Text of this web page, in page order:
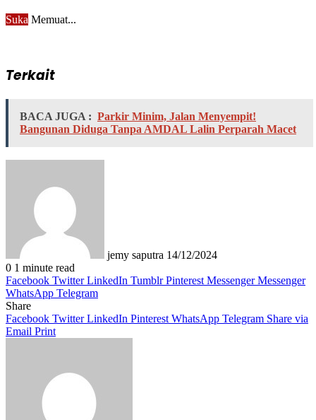
Suka Memuat...
Terkait
BACA JUGA : Parkir Minim, Jalan Menyempit!
Bangunan Diduga Tanpa AMDAL Lalin Perparah Macet
jemy saputra 14/12/2024
0 1 minute read
Facebook Twitter LinkedIn Tumblr Pinterest Messenger Messenger
WhatsApp Telegram
Share
Facebook Twitter LinkedIn Pinterest WhatsApp Telegram Share via
Email Print